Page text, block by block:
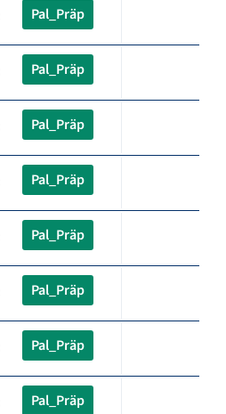
Pal_Präp
Pal_Präp
Pal_Präp
Pal_Präp
Pal_Präp
Pal_Präp
Pal_Präp
Pal_Präp